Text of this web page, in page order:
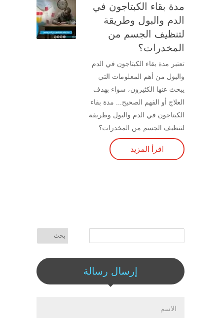
مدة بقاء الكبتاجون في
الدم والبول وطريقة
لتنظيف الجسم من
المخدرات؟
تعتبر مدة بقاء الكبتاجون في الدم
والبول من أهم المعلومات التي
يبحث عنها الكثيرون، سواء بهدف
العلاج أو الفهم الصحيح... مدة بقاء
الكبتاجون في الدم والبول وطريقة
لتنظيف الجسم من المخدرات؟
اقرأ المزيد
إرسال رسالة